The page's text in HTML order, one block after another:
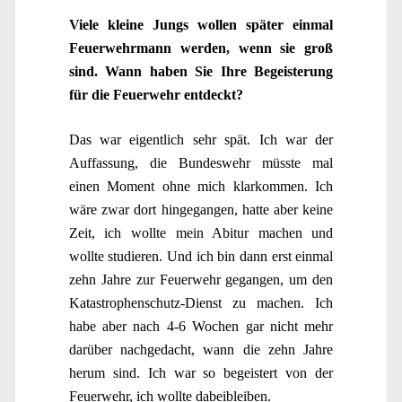
Viele kleine Jungs wollen später einmal
Feuerwehrmann werden, wenn sie groß
sind. Wann haben Sie Ihre Begeisterung
für die Feuerwehr entdeckt?
Das war eigentlich sehr spät. Ich war der
Auffassung, die Bundeswehr müsste mal
einen Moment ohne mich klarkommen. Ich
wäre zwar dort hingegangen, hatte aber keine
Zeit, ich wollte mein Abitur machen und
wollte studieren. Und ich bin dann erst einmal
zehn Jahre zur Feuerwehr gegangen, um den
Katastrophenschutz-Dienst zu machen. Ich
habe aber nach 4-6 Wochen gar nicht mehr
darüber nachgedacht, wann die zehn Jahre
herum sind. Ich war so begeistert von der
Feuerwehr, ich wollte dabeibleiben.